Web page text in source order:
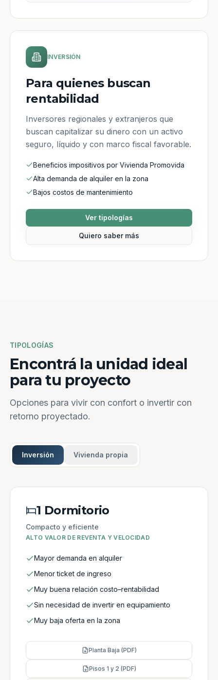
INVERSIÓN
Para quienes buscan
rentabilidad
Inversores regionales y extranjeros que
buscan capitalizar su dinero con un activo
seguro, líquido y con marco fiscal favorable.
Beneficios impositivos por Vivienda Promovida
Alta demanda de alquiler en la zona
Bajos costos de mantenimiento
Ver tipologías
Quiero saber más
TIPOLOGÍAS
Encontrá la unidad ideal
para tu proyecto
Opciones para vivir con confort o invertir con
retorno proyectado.
Inversión Vivienda propia
1 Dormitorio
Compacto y eficiente
ALTO VALOR DE REVENTA Y VELOCIDAD
Mayor demanda en alquiler
Menor ticket de ingreso
Muy buena relación costo–rentabilidad
Sin necesidad de invertir en equipamiento
Muy baja oferta en la zona
Planta Baja (PDF)
Pisos 1 y 2 (PDF)